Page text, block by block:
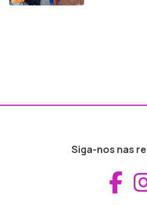
Siga-nos nas